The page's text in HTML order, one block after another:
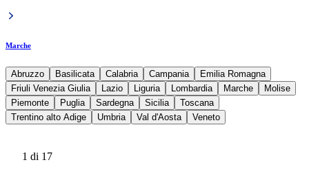
Marche
Abruzzo Basilicata Calabria Campania
Emilia Romagna
Friuli Venezia Giulia
Lazio Liguria Lombardia Marche
Molise
Piemonte
Puglia Sardegna Sicilia
Toscana
Trentino alto Adige
Umbria Val d'Aosta Veneto
1 di 17